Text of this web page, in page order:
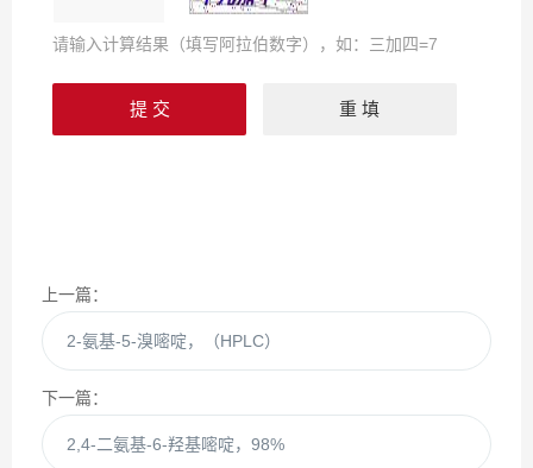
请输入计算结果（填写阿拉伯数字），如：三加四=7
上一篇：
2-氨基-5-溴嘧啶，（HPLC）
下一篇：
2,4-二氨基-6-羟基嘧啶，98%